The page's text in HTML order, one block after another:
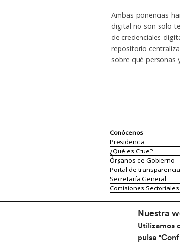
Nuestra
Utilizamos
pulsa
Ambas ponencias
digital no son solo
de credenciales
repositorio
sobre qué personas
Conócenos
Presidencia
¿Qué es Crue?
Órganos de Gobierno
Portal de transparencia
Secretaría General
Comisiones Sectoriales
Comunicación
Actualidad